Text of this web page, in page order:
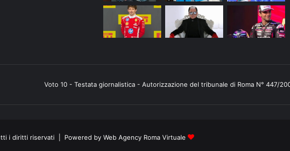
Voto 10 - Testata giornalistica - Autorizzazione del tribunale di Roma N° 447/
i diritti riservati | Powered by Web Agency Roma Virtuale